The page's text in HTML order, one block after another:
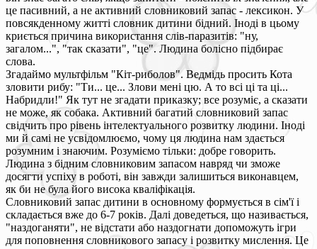
це пасивний, а не активний словниковий запас - лексикон. У
повсякденному житті словник дитини бідний. Іноді в цьому
криється причина використання слів-паразитів: "ну,
загалом...", "так сказати", "це". Людина болісно підбирає
слова.
Згадаймо мультфільм "Кіт-риболов". Ведмідь просить Кота
зловити рибу: "Ти... це... Злови мені цю. А то всі ці та ці...
Набридли!" Як тут не згадати приказку; все розуміє, а сказати
не може, як собака. Активний багатий словниковий запас
свідчить про рівень інтелектуального розвитку людини. Іноді
ми й самі не усвідомлюємо, чому ця людина нам здається
розумним і знаючим. Розуміємо тільки: добре говорить.
Людина з бідним словниковим запасом навряд чи зможе
досягти успіху в роботі, він завжди залишиться виконавцем,
як би не була його висока кваліфікація.
Словниковий запас дитини в основному формується в сім'ї і
складається вже до 6-7 років. Далі доведеться, що називається,
"наздоганяти", не відстати або наздогнати допоможуть ігри
для поповнення словникового запасу і розвитку мислення. Це